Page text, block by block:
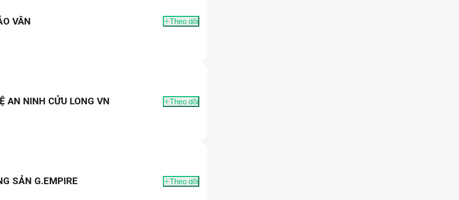
VÂN Theo dõi
AN NINH CỬU LONG VN Theo dõi
SẢN G.EMPIRE Theo dõi